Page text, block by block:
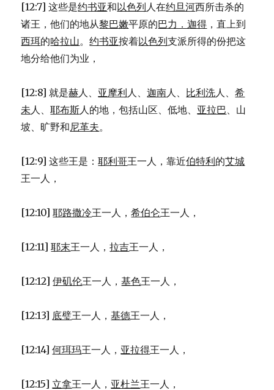
11:1-
15)
[12:7] 这些是约书亚和以色列人在约旦河西所击杀的
诸王，他们的地从黎巴嫩平原的巴力．迦得 ，直上到
西珥的哈拉山。约书亚按着以色列支派所得的份把这
地分给他们为业，
[12:8] 就是赫人、 亚摩利人、迦南人、 比利洗人、希
未人、耶布斯人的地，包括山区、低地、 亚拉巴、山
坡、旷野和尼革夫。
[12:9] 这些王是：耶利哥王一人，靠近伯特利的艾城
王一人，
[12:10]耶路撒冷王一人，希伯仑王一人，
[12:11]耶末王一人，拉吉王一人，
[12:12]伊矶伦王一人，基色王一人，
[12:13] 底璧王一人，基德王一人，
[12:14]何珥玛王一人， 亚拉得王一人，
[12:15] 立拿王一人， 亚杜兰王一人，